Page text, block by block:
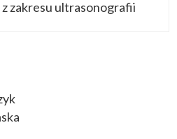
zakresu ultrasonografii